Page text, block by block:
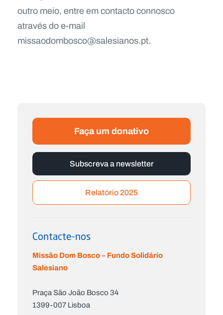
outro meio, entre em contacto connosco
através do e-mail
missaodombosco@salesianos.pt.
Faça um donativo
Subscreva a newsletter
Relatório 2025
Contacte-nos
Missão Dom Bosco – Fundo Solidário
Salesiano
Praça São João Bosco 34
1399-007 Lisboa